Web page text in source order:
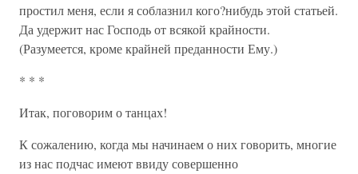
простил меня, если я соблазнил кого?нибудь этой статьей.
Да удержит нас Господь от всякой крайности.
(Разумеется, кроме крайней преданности Ему.)
* * *
Итак, поговорим о танцах!
К сожалению, когда мы начинаем о них говорить, многие
из нас подчас имеют ввиду совершенно